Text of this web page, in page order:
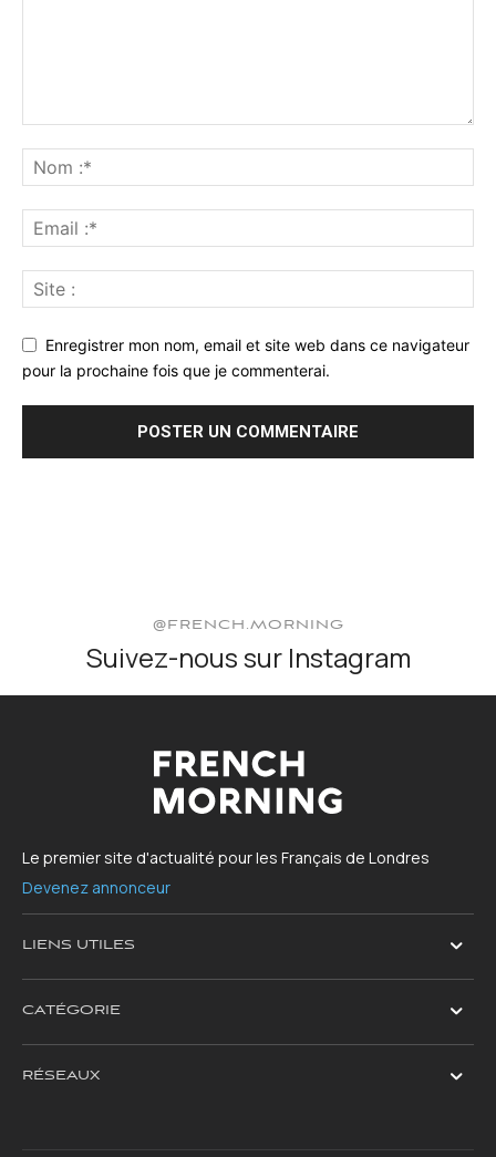
Enregistrer mon nom, email et site web dans ce navigateur
pour la prochaine fois que je commenterai.
@FRENCH.MORNING
Suivez-nous sur Instagram
Le premier site d'actualité pour les Français de Londres
Devenez annonceur
LIENS UTILES
CATÉGORIE
RÉSEAUX